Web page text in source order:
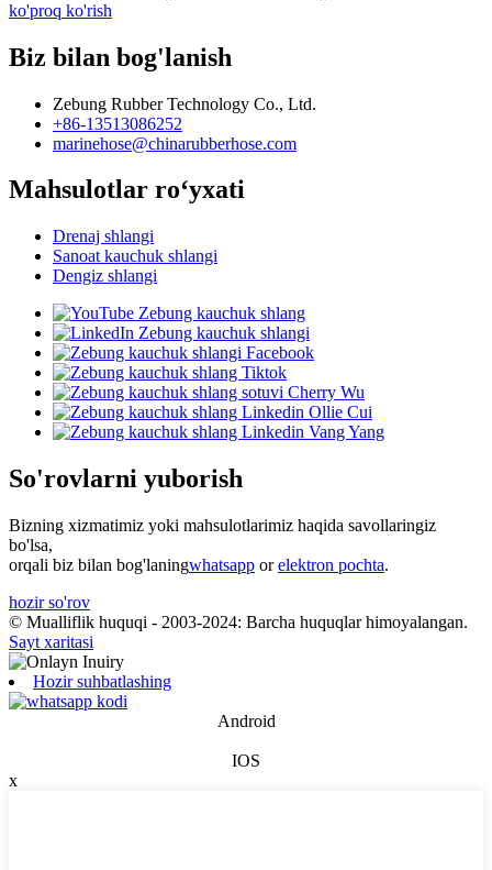
ko'proq ko'rish
Biz bilan bog'lanish
Zebung Rubber Technology Co., Ltd.
+86-13513086252
marinehose@chinarubberhose.com
Mahsulotlar roʻyxati
Drenaj shlangi
Sanoat kauchuk shlangi
Dengiz shlangi
So'rovlarni yuborish
Bizning xizmatimiz yoki mahsulotlarimiz haqida savollaringiz
bo'lsa,
orqali biz bilan bog'laningwhatsapp orelektron pochta.
hozir so'rov
© Mualliflik huquqi - 2003-2024: Barcha huquqlar himoyalangan.
Sayt xaritasi
Hozir suhbatlashing
Android
IOS
x